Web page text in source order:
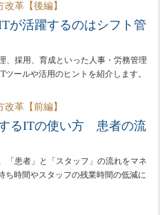
革【後編】
が活躍するのはシフト管
、採用、育成といった人事・労務管理
ールや活用のヒントを紹介します。
革【前編】
るITの使い方 患者の流
「患者」と「スタッフ」の流れをマネ
ち時間やスタッフの残業時間の低減に